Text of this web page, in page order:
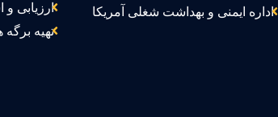
اداره ایمنی و بهداشت شغلی آمریکا
ارزیابی
تهیه